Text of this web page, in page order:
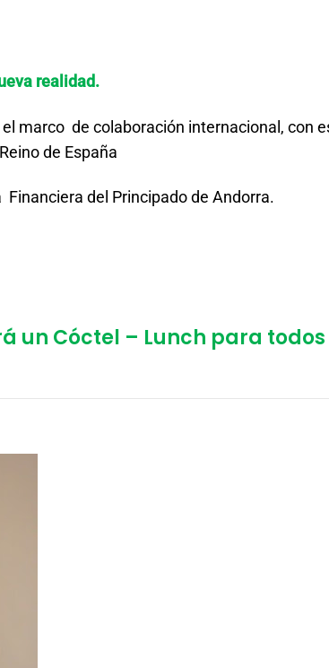
realidad.
marco de colaboración internacional, con
de España
del Principado de Andorra.
un Cóctel – Lunch para todos